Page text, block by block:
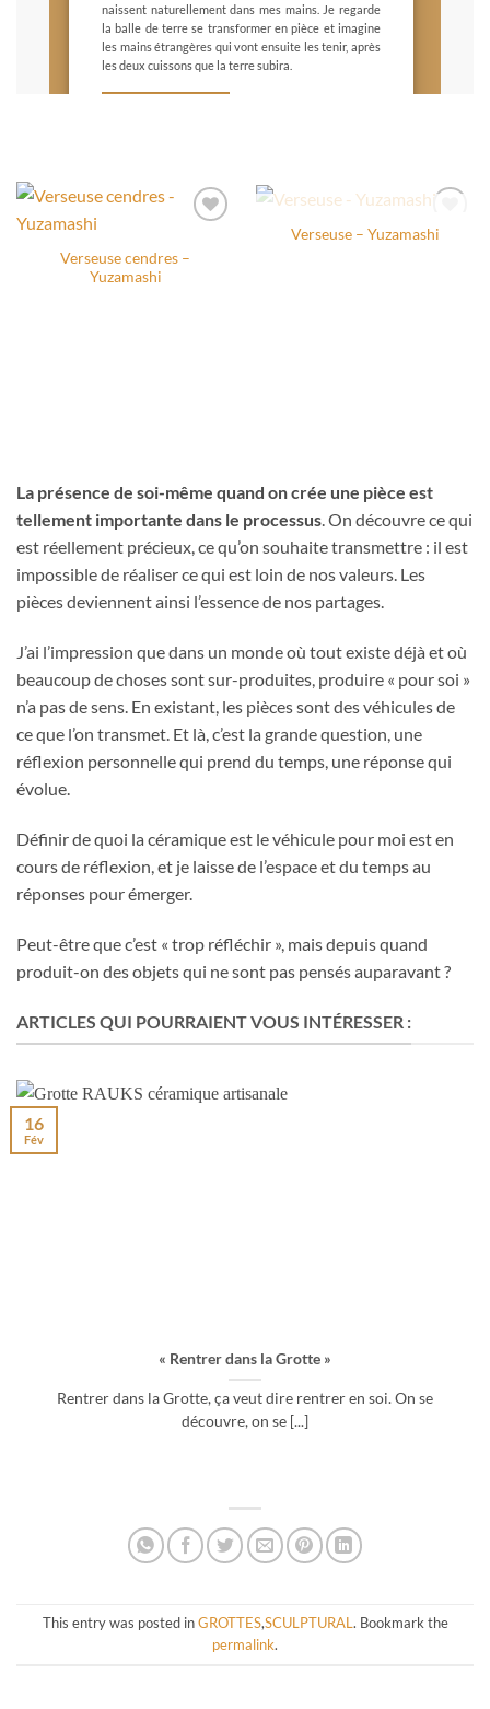
naissent naturellement dans mes mains. Je regarde
la balle de terre se transformer en pièce et imagine
les mains étrangères qui vont ensuite les tenir, après
les deux cuissons que la terre subira.
À MA
WISHLIST
Verseuse cendres –
Yuzamashi
AJOUTER
RUPTURE DE STOCK
Verseuse – Yuzamashi
La présence de soi-même quand on crée une pièce est
tellement importante dans le processus. On découvre ce qui
est réellement précieux, ce qu’on souhaite transmettre : il est
impossible de réaliser ce qui est loin de nos valeurs. Les
pièces deviennent ainsi l’essence de nos partages.
J’ai l’impression que dans un monde où tout existe déjà et où
beaucoup de choses sont sur-produites, produire « pour soi »
n’a pas de sens. En existant, les pièces sont des véhicules de
ce que l’on transmet. Et là, c’est la grande question, une
réflexion personnelle qui prend du temps, une réponse qui
évolue.
Définir de quoi la céramique est le véhicule pour moi est en
cours de réflexion, et je laisse de l’espace et du temps au
réponses pour émerger.
Peut-être que c’est « trop réfléchir », mais depuis quand
produit-on des objets qui ne sont pas pensés auparavant ?
ARTICLES QUI POURRAIENT VOUS INTÉRESSER :
« Rentrer dans la Grotte »
Rentrer dans la Grotte, ça veut dire rentrer en soi. On se
découvre, on se [...]
16
Fév
This entry was posted inGROTTES,SCULPTURAL. Bookmark the
permalink.